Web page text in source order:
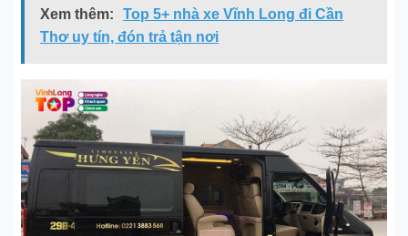
Xem thêm:
Top 5+ nhà xe Vĩnh Long đi Cần
Thơ uy tín, đón trả tận nơi